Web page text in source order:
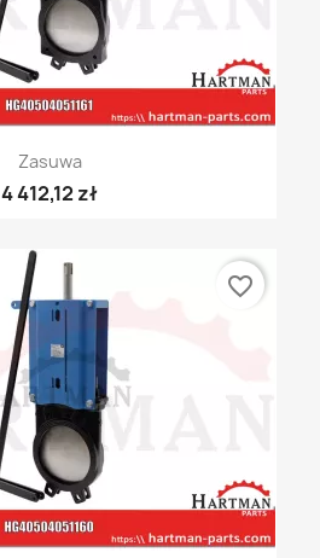
Zasuwa
4 412,12 zł
favorite_border